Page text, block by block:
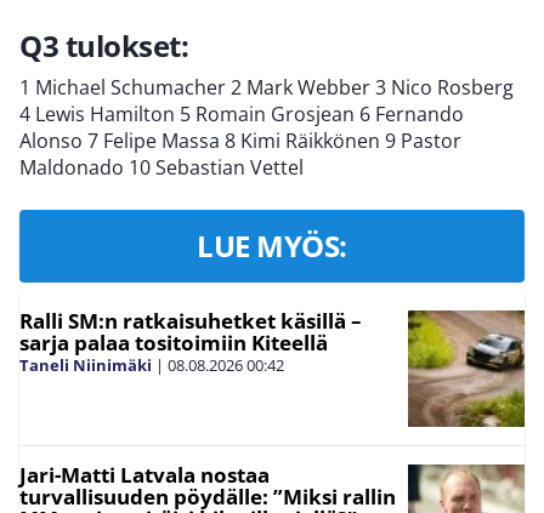
Q3 tulokset:
1 Michael Schumacher 2 Mark Webber 3 Nico Rosberg
4 Lewis Hamilton 5 Romain Grosjean 6 Fernando
Alonso 7 Felipe Massa 8 Kimi Räikkönen 9 Pastor
Maldonado 10 Sebastian Vettel
LUE MYÖS:
Ralli SM:n ratkaisuhetket käsillä –
sarja palaa tositoimiin Kiteellä
Taneli Niinimäki | 08.08.202600:42
Jari-Matti Latvala nostaa
turvallisuuden pöydälle: ”Miksi rallin